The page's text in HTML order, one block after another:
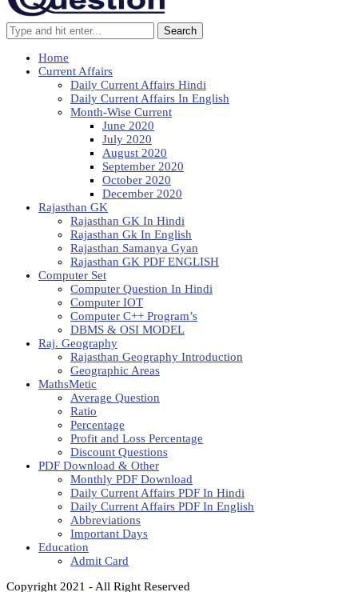
Search
Home
Current Affairs
Daily Current Affairs Hindi
Daily Current Affairs In English
Month-Wise Current
June 2020
July 2020
August 2020
September 2020
October 2020
December 2020
Rajasthan GK
Rajasthan GK In Hindi
Rajasthan Gk In English
Rajasthan Samanya Gyan
Rajasthan GK PDF ENGLISH
Computer Set
Computer Question In Hindi
Computer IOT
Computer C++ Program’s
DBMS & OSI MODEL
Raj. Geography
Rajasthan Geography Introduction
Geographic Areas
MathsMetic
Average Question
Ratio
Percentage
Profit and Loss Percentage
Discount Questions
PDF Download & Other
Monthly PDF Download
Daily Current Affairs PDF In Hindi
Daily Current Affairs PDF In English
Abbreviations
Important Days
Education
Admit Card
Copyright 2021 - All Right Reserved